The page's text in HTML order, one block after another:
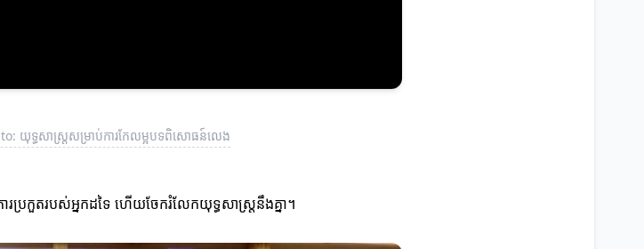
យុទ្ធសាស្ត្រសម្រាប់ការកែលម្អបទពិសោធន៍លេង
រប្រកួតរបស់អ្នកដទៃ ហើយចែករំលែកយុទ្ធសាស្ត្រនឹងគ្នា។